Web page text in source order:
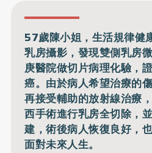
57歲陳小姐，生活規律健
乳房攝影，發現雙側乳房
庚醫院做切片病理化驗，
癌。由於病人希望治療的
再接受輔助的放射線治療
西手術進行乳房全切除，
建，術後病人恢復良好，
面對未來人生。